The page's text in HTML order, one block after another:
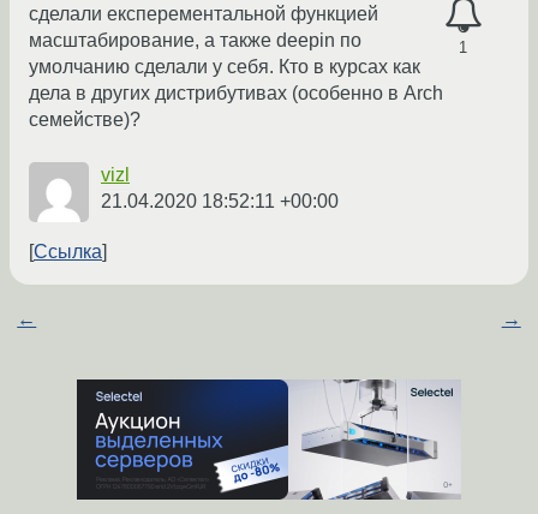
1
сделали експерементальной функцией
масштабирование, а также deepin по
умолчанию сделали у себя. Кто в курсах как
дела в других дистрибутивах (особенно в Arch
семействе)?
vizl
21.04.2020 18:52:11 +00:00
Ссылка
← →